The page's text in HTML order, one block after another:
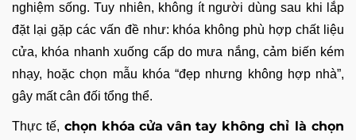
nghiệm sống. Tuy nhiên, không ít người dùng sau khi lắp
đặt lại gặp các vấn đề như: khóa không phù hợp chất liệu
cửa, khóa nhanh xuống cấp do mưa nắng, cảm biến kém
nhạy, hoặc chọn mẫu khóa “đẹp nhưng không hợp nhà”,
gây mất cân đối tổng thể.
Thực tế, chọn khóa cửa vân taykhông chỉ là chọn